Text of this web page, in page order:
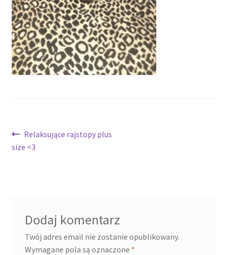
Nawigacja
wpisu
Poprzedni
wpis:
Relaksujące rajstopy plus
size <3
Dodaj komentarz
Twój adres email nie zostanie opublikowany.
Wymagane pola są oznaczone *